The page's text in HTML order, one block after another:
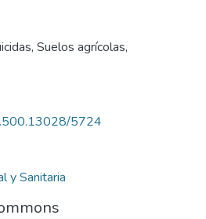
, Suelos agrícolas,
5724
y Sanitaria